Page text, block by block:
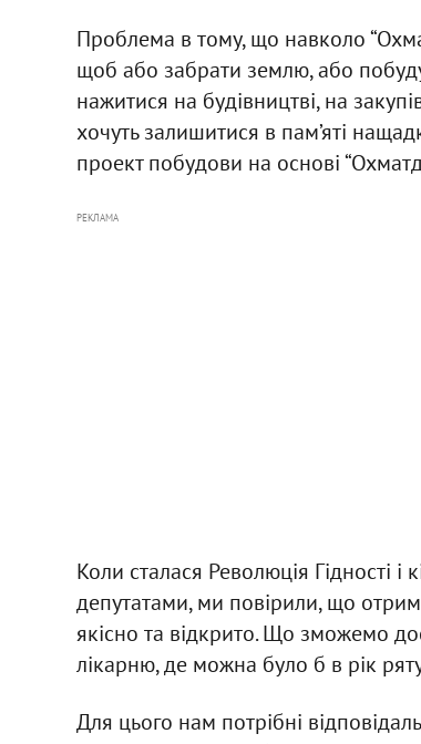
Проблема в тому, що навколо
щоб або забрати землю, або
нажитися на будівництві, на
хочуть залишитися в пам’яті
проект побудови на основі
РЕКЛАМА
Коли сталася Революція Гідності і
депутатами, ми повірили, що
якісно та відкрито. Що зможемо
лікарню, де можна було б в рік
Для цього нам потрібні